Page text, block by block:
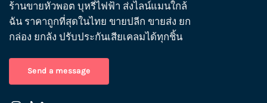
ร้านขายหัวพอต บุหรี่ไฟฟ้า ส่งไลน์แมนใกล้
ฉัน ราคาถูกที่สุดในไทย ขายปลีก ขายส่ง ยก
กล่อง ยกลัง ปรับประกันเสียเคลมได้ทุกชิ้น
Send a message